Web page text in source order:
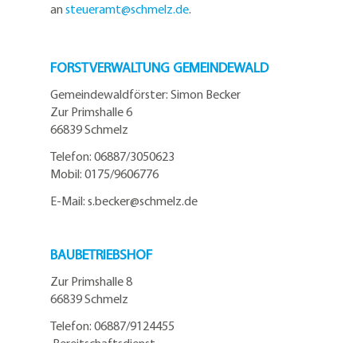
an steueramt@schmelz.de.
FORSTVERWALTUNG GEMEINDEWALD
Gemeindewaldförster: Simon Becker
Zur Primshalle 6
66839 Schmelz
Telefon: 06887/3050623
Mobil: 0175/9606776
E-Mail: s.becker@schmelz.de
BAUBETRIEBSHOF
Zur Primshalle 8
66839 Schmelz
Telefon: 06887/9124455